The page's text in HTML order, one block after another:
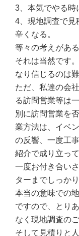
3、本気でやる時
4、現地調査で見
辛くなる。
等々の考えがある
それは当然です
なり信じるのは
ただ、私達の会
る訪問営業等は
別に訪問営業を
業方法は、イベ
の反響、一度工
紹介で成り立って
一度お付き合い
ターまでしっか
本当の意味での
ですので、とり
なく現地調査の
そして見積りと